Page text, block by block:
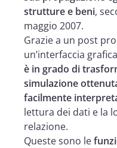
strutture e beni,
maggio 2007.
Grazie a un post
un’interfaccia
è in grado di
simulazione
facilmente
lettura dei dati e la
relazione.
Queste sono le